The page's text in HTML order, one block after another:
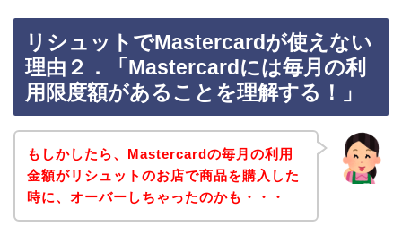
リシュットでMastercardが使えない
理由２．「Mastercardには毎月の利
用限度額があることを理解する！」
もしかしたら、Mastercardの毎月の利用
金額がリシュットのお店で商品を購入した
時に、オーバーしちゃったのかも・・・